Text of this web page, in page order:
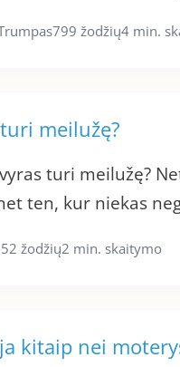
799 žodžių4 min.
meilužę?
turi meilužę?
ten, kur niekas
žodžių2 min. skaitymo
kitaip nei